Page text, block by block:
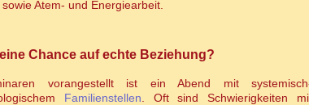
Atem- und Energiearbeit.
Chance auf echte Beziehung?
vorangestellt ist ein Abend mit
Familienstellen . Oft sind Schwierigkeiten